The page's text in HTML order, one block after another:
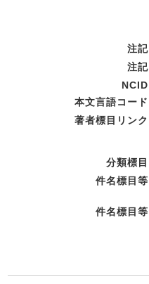
注記
注記
NCID
本文言語コード
著者標目リンク
分類標目
件名標目等
件名標目等